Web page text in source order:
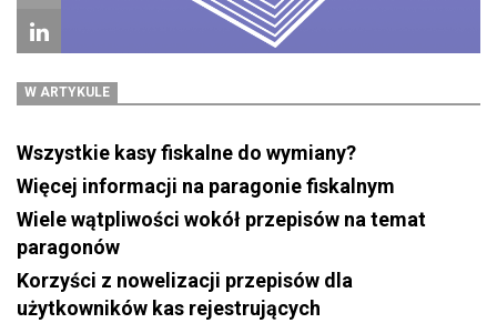
W ARTYKULE
Wszystkie kasy fiskalne do wymiany?
Więcej informacji na paragonie fiskalnym
Wiele wątpliwości wokół przepisów na temat
paragonów
Korzyści z nowelizacji przepisów dla
użytkowników kas rejestrujących